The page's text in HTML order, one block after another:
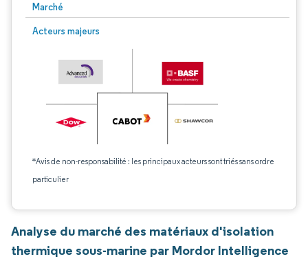
Marché
Acteurs majeurs
*Avis de non-responsabilité : les principaux acteurs sont triés sans ordre
particulier
Analyse du marché des matériaux d'isolation
thermique sous-marine par Mordor Intelligence